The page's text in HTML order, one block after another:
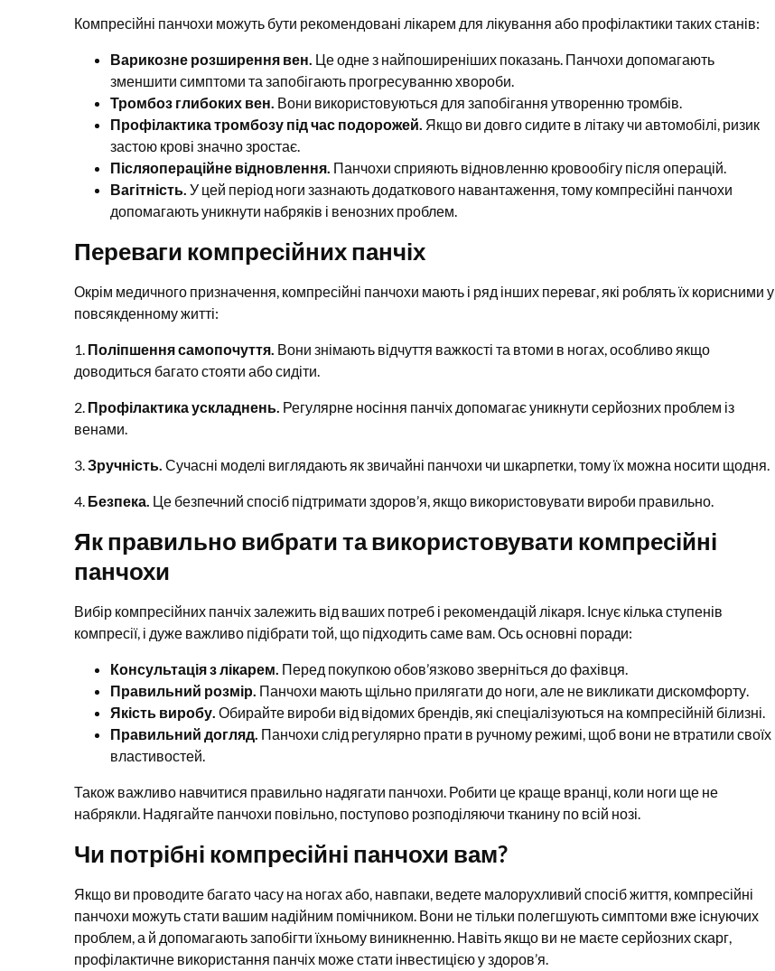
Компресійні панчохи можуть бути рекомендовані лікарем для лікування або профілактики таких станів:
Варикозне розширення вен. Це одне з найпоширеніших показань. Панчохи допомагають
зменшити симптоми та запобігають прогресуванню хвороби.
Тромбоз глибоких вен. Вони використовуються для запобігання утворенню тромбів.
Профілактика тромбозу під час подорожей. Якщо ви довго сидите в літаку чи автомобілі, ризик
застою крові значно зростає.
Післяопераційне відновлення. Панчохи сприяють відновленню кровообігу після операцій.
Вагітність. У цей період ноги зазнають додаткового навантаження, тому компресійні панчохи
допомагають уникнути набряків і венозних проблем.
Переваги компресійних панчіх
Окрім медичного призначення, компресійні панчохи мають і ряд інших переваг, які роблять їх корисними у
повсякденному житті:
1. Поліпшення самопочуття. Вони знімають відчуття важкості та втоми в ногах, особливо якщо
доводиться багато стояти або сидіти.
2. Профілактика ускладнень. Регулярне носіння панчіх допомагає уникнути серйозних проблем із
венами.
3.Зручність. Сучасні моделі виглядають як звичайні панчохи чи шкарпетки, тому їх можна носити щодня.
4. Безпека. Це безпечний спосіб підтримати здоров’я, якщо використовувати вироби правильно.
Як правильно вибрати та використовувати компресійні
панчохи
Вибір компресійних панчіх залежить від ваших потреб і рекомендацій лікаря. Існує кілька ступенів
компресії, і дуже важливо підібрати той, що підходить саме вам. Ось основні поради:
Консультація з лікарем. Перед покупкою обов’язково зверніться до фахівця.
Правильний розмір. Панчохи мають щільно прилягати до ноги, але не викликати дискомфорту.
Якість виробу. Обирайте вироби від відомих брендів, які спеціалізуються на компресійній білизні.
Правильний догляд. Панчохи слід регулярно прати в ручному режимі, щоб вони не втратили своїх
властивостей.
Також важливо навчитися правильно надягати панчохи. Робити це краще вранці, коли ноги ще не
набрякли. Надягайте панчохи повільно, поступово розподіляючи тканину по всій нозі.
Чи потрібні компресійні панчохи вам?
Якщо ви проводите багато часу на ногах або, навпаки, ведете малорухливий спосіб життя, компресійні
панчохи можуть стати вашим надійним помічником. Вони не тільки полегшують симптоми вже існуючих
проблем, а й допомагають запобігти їхньому виникненню. Навіть якщо ви не маєте серйозних скарг,
профілактичне використання панчіх може стати інвестицією у здоров’я.